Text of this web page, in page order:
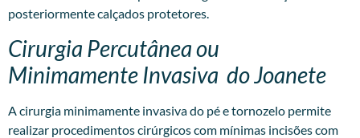
posteriormente calçados protetores.
Cirurgia Percutânea ou
Minimamente Invasiva do Joanete
Acirurgia minimamente invasivado pé e tornozelo permite
realizar procedimentos cirúrgicos com mínimas incisões com